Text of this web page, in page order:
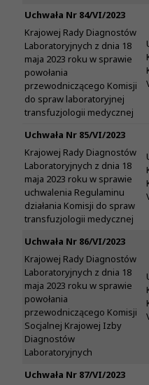
Uchwała Nr 84/VI/2023
Krajowej Rady Diagnostów
Laboratoryjnych z dnia 18
maja 2023 roku w sprawie
powołania
przewodniczącego Komisji
do spraw laboratoryjnej
transfuzjologii medycznej
Uchwała Nr 85/VI/2023
Krajowej Rady Diagnostów
Laboratoryjnych z dnia 18
maja 2023 roku w sprawie
uchwalenia Regulaminu
działania Komisji do spraw
transfuzjologii medycznej
Uchwała Nr 86/VI/2023
Krajowej Rady Diagnostów
Laboratoryjnych z dnia 18
maja 2023 roku w sprawie
powołania
przewodniczącego Komisji
Socjalnej Krajowej Izby
Diagnostów
Laboratoryjnych
Uchwała Nr 87/VI/2023